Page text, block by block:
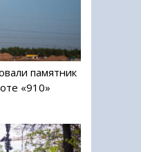
памятник
«910»